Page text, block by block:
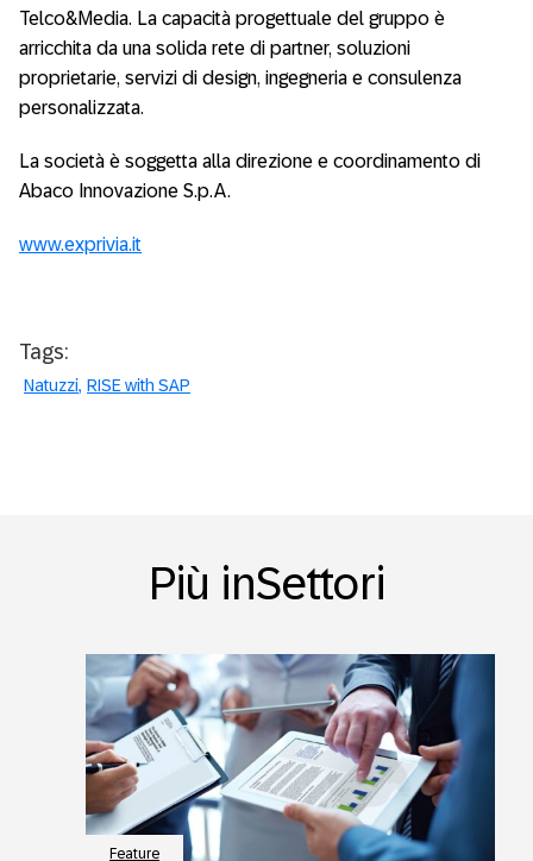
Telco&Media. La capacità progettuale del gruppo è
arricchita da una solida rete di partner, soluzioni
proprietarie, servizi di design, ingegneria e consulenza
personalizzata.
La società è soggetta alla direzione e coordinamento di
Abaco Innovazione S.p.A.
www.exprivia.it
Tags:
Natuzzi RISE with SAP
Più inSettori
Feature